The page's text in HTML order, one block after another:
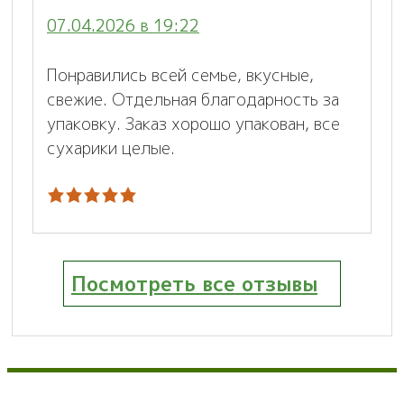
07.04.2026 в 19:22
Понравились всей семье, вкусные,
свежие. Отдельная благодарность за
упаковку. Заказ хорошо упакован, все
сухарики целые.
Посмотреть все отзывы